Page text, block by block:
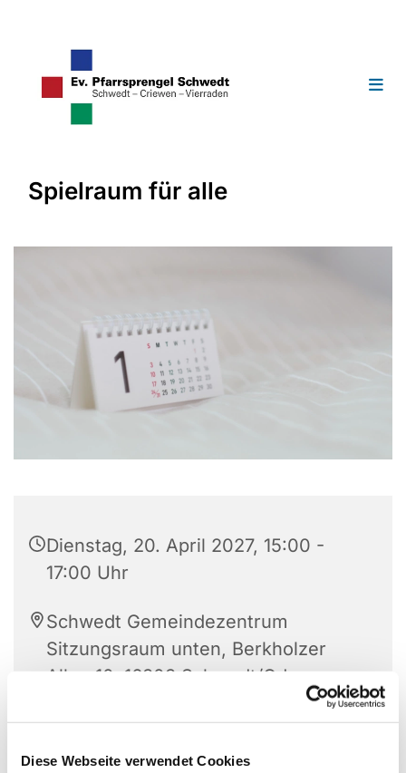
Diese Webseite verwendet Cookies
Spielraum für alle
Dienstag, 20. April 2027, 15:00 -
17:00 Uhr
Schwedt Gemeindezentrum
Sitzungsraum unten, Berkholzer
Allee 10, 16303 Schwedt/Oder
Frau Splinter